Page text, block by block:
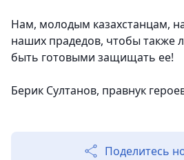
Нам, молодым казахстанцам,
наших прадедов, чтобы также
быть готовыми защищать ее!
Берик Султанов, правнук
Поделитесь